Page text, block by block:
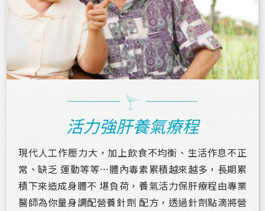
活力強肝養氣療程
現代人工作壓力大，加上飲食不均衡、生活作息不正
常、缺乏 運動等等…體內毒素累積越來越多，長期累
積下來造成身體不 堪負荷，養氣活力保肝療程由專業
醫師為你量身調配營養針劑 配方，透過針劑點滴將營